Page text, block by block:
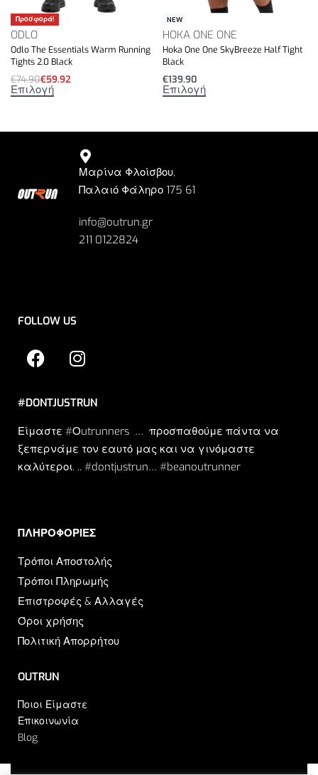
Προσφορά!
ODLO
Odlo The Essentials Warm Running
Tights 2.0 Black
€74.90€59.92
Επιλογή
NEW
HOKA ONE ONE
Hoka One One SkyBreeze Half Tight
Black
€139.90
Επιλογή
Μαρίνα Φλοίσβου,
Παλαιό Φάληρο 175 61
info@outrun.gr
211 0122824
FOLLOW US
#DONTJUSTRUN
Είμαστε #Οutrunners … προσπαθούμε πάντα να
ξεπερνάμε τον εαυτό μας και να γινόμαστε
καλύτεροι. .. #dontjustrun… #beanoutrunner
ΠΛΗΡΟΦΟΡΙΕΣ​
Τρόποι Αποστολής
Τρόποι Πληρωμής
Επιστροφές & Αλλαγές
Όροι χρήσης
Πολιτική Απορρήτου
OUTRUN
Ποιοι Είμαστε
Επικοινωνία
Blog